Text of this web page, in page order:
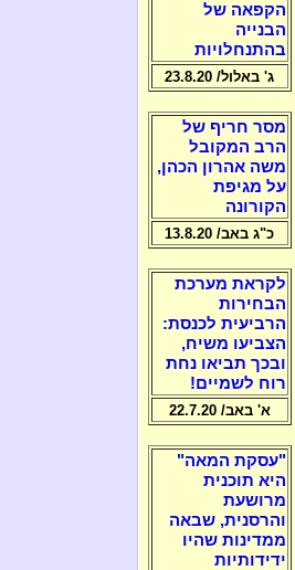
הקפאה של
הבנייה
בהתנחלויות
ג' באלול/ 23.8.20
מסר חריף של
הרב המקובל
משה אהרון הכהן,
על מגיפת
הקורונה
כ"ג באב/ 13.8.20
לקראת מערכת
הבחירות
הרביעית לכנסת:
הצביעו משיח,
ובכך תביאו נחת
רוח לשמיים!
א' באב/ 22.7.20
"עסקת המאה"
היא תוכנית
מרושעת
והרסנית, שבאה
ממדינות שהיו
ידידותיות